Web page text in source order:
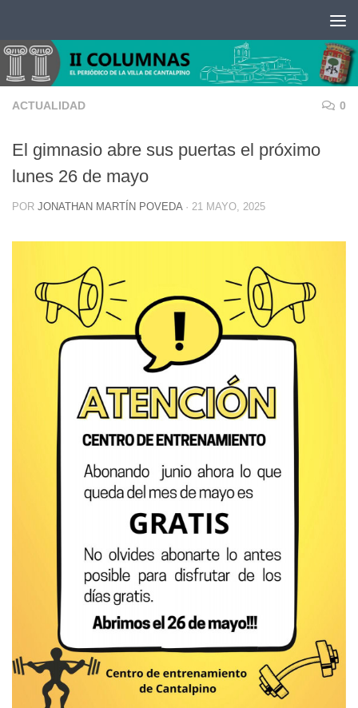
ACTUALIDAD 0
El gimnasio abre sus puertas el próximo
lunes 26 de mayo
POR JONATHAN MARTÍN POVEDA · 21 MAYO, 2025